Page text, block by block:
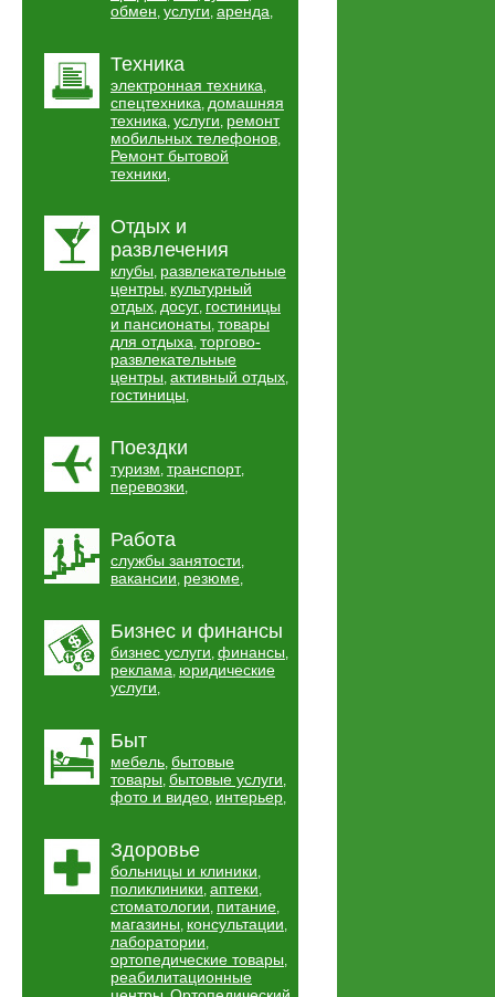
обмен, услуги, аренда,
Техника
электронная техника,
спецтехника, домашняя
техника, услуги, ремонт
мобильных телефонов,
Ремонт бытовой
техники,
Отдых и
развлечения
клубы, развлекательные
центры, культурный
отдых, досуг, гостиницы
и пансионаты, товары
для отдыха, торгово-
развлекательные
центры, активный отдых,
гостиницы,
Поездки
туризм, транспорт,
перевозки,
Работа
службы занятости,
вакансии, резюме,
Бизнес и финансы
бизнес услуги, финансы,
реклама, юридические
услуги,
Быт
мебель, бытовые
товары, бытовые услуги,
фото и видео, интерьер,
Здоровье
больницы и клиники,
поликлиники, аптеки,
стоматологии, питание,
магазины, консультации,
лаборатории,
ортопедические товары,
реабилитационные